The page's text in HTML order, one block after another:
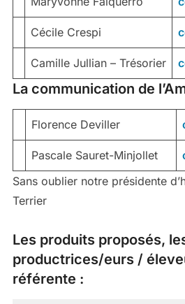
Cécile Crespi
Camille Jullian – Trésorier
La communication de
Florence Deviller
Pascale Sauret-Minjollet
Sans oublier notre présidente
Terrier
Les produits proposés,
productrices/eurs /
référente :